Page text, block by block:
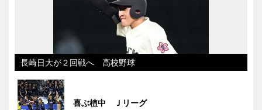
長崎日大が２回戦へ 高校野球
喜ぶ植中 Ｊリーグ